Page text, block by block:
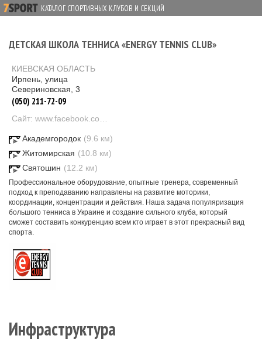
КАТАЛОГ СПОРТИВНЫХ КЛУБОВ И СЕКЦИЙ
ДЕТСКАЯ ШКОЛА ТЕННИСА «ENERGY TENNIS CLUB»
КИЕВСКАЯ ОБЛАСТЬ
Ирпень, улица
Севериновская, 3
(050) 211-72-09
Академгородок (9.6 км)
Житомирская (10.8 км)
Святошин (12.2 км)
Профессиональное оборудование, опытные тренера, современный
подход к преподаванию направлены на развитие моторики,
координации, концентрации и действия. Наша задача популяризация
большого тенниса в Украине и создание сильного клуба, который
сможет составить конкуренцию всем кто играет в этот прекрасный вид
спорта.
Инфраструктура